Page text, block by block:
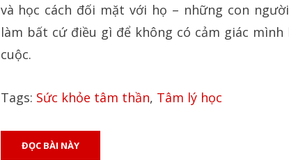
và học cách đối mặt với họ – những con
làm bất cứ điều gì để không có cảm giác mình
cuộc.
Tags: Sức khỏe tâm thần, Tâm lý học
ĐỌC BÀI NÀY